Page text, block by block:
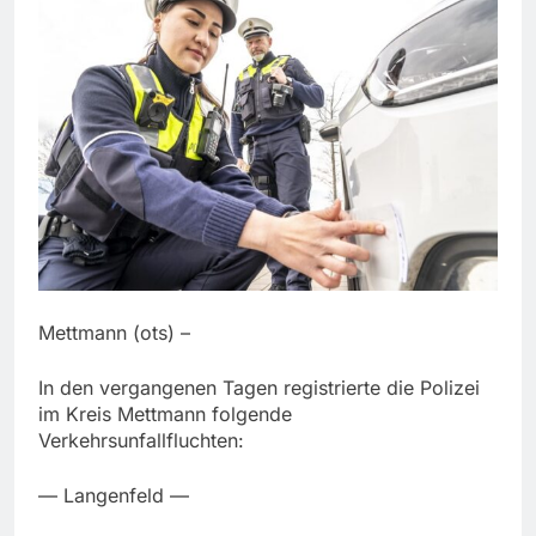
Mettmann (ots) –
In den vergangenen Tagen registrierte die Polizei
im Kreis Mettmann folgende
Verkehrsunfallfluchten:
— Langenfeld —